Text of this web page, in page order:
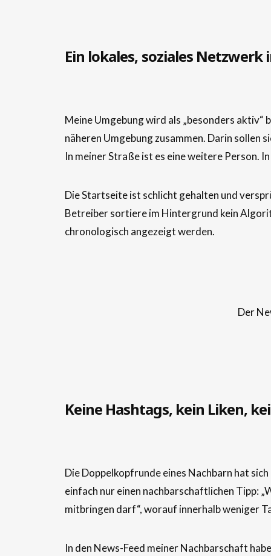
Ein lokales, soziales
Meine Umgebung wird als „besonders
näheren Umgebung zusammen. Darin sollen
In meiner Straße ist es eine weitere Person.
Die Startseite ist schlicht gehalten und
Betreiber sortiere im Hintergrund kein
chronologisch angezeigt werden.
Der
Keine Hashtags, kein Liken,
Die Doppelkopfrunde eines Nachbarn hat
einfach nur einen nachbarschaftlichen Tipp:
mitbringen darf“, worauf innerhalb weniger
In den News-Feed meiner Nachbarschaft